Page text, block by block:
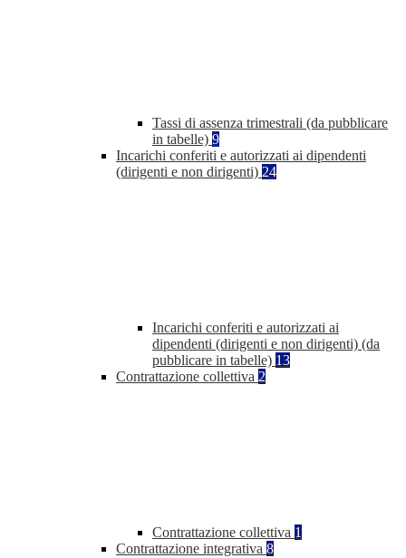
Tassi di assenza trimestrali (da pubblicare
in tabelle) 9
Incarichi conferiti e autorizzati ai dipendenti
(dirigenti e non dirigenti) 24
Incarichi conferiti e autorizzati ai
dipendenti (dirigenti e non dirigenti) (da
pubblicare in tabelle) 13
Contrattazione collettiva 2
Contrattazione collettiva 1
Contrattazione integrativa 8